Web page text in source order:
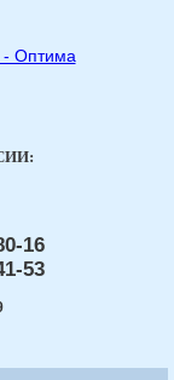
16
53